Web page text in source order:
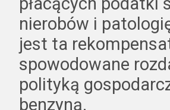
nierobów i
jest ta
spowodowane
polityką
benzyną.